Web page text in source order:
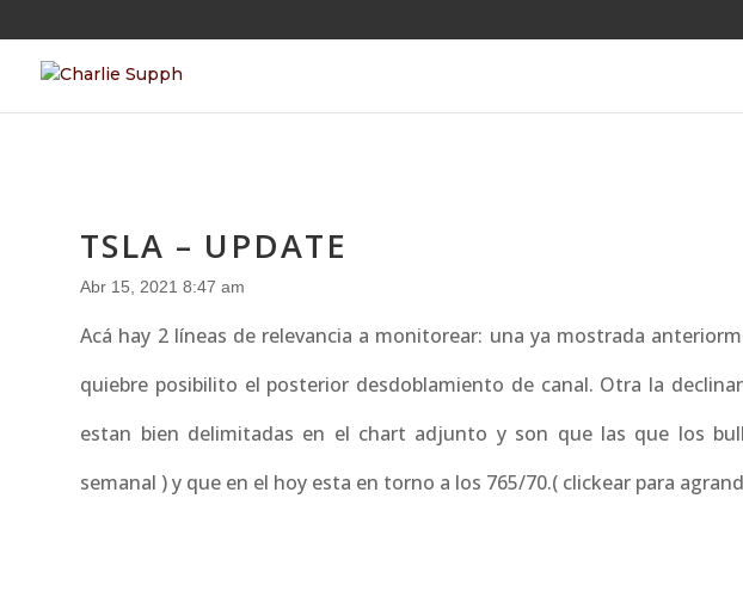
TSLA – UPDATE
Abr 15, 2021 8:47 am
Acá hay 2 líneas de relevancia a monitorear: una ya mostrada
quiebre posibilito el posterior desdoblamiento de canal. Otra la
estan bien delimitadas en el chart adjunto y son que las que los
semanal ) y que en el hoy esta en torno a los 765/70.( clickear para